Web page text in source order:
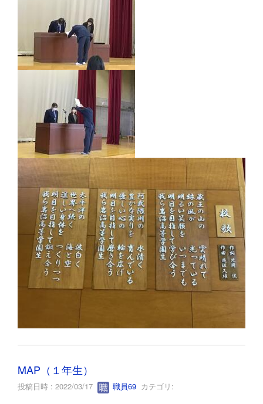
MAP（１年生）
投稿日時 : 2022/03/17 職員69 カテゴリ: